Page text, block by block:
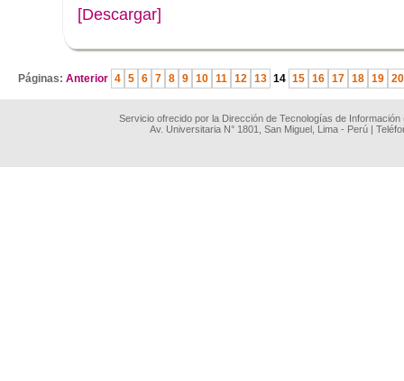
[Descargar]
Páginas: Anterior 4 5 6 7 8 9 10 11 12 13 14 15 16 17 18 19 20
Servicio ofrecido por la Dirección de Tecnologías de
Av. Universitaria N° 1801, San Miguel, Lima - Perú |